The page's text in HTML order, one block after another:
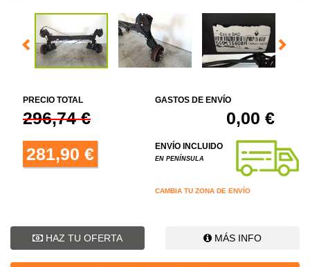
PRECIO TOTAL
296,74 €
281,90 €
GASTOS DE ENVÍO
0,00 €
ENVÍO INCLUIDO
EN PENÍNSULA
CAMBIA TU ZONA DE ENVÍO
HAZ TU OFERTA MÁS INFO